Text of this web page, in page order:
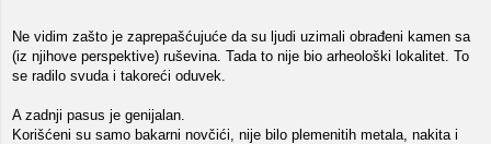
Ne vidim zašto je zaprepašćujuće da su ljudi uzimali obrađeni kamen sa
(iz njihove perspektive) ruševina. Tada to nije bio arheološki lokalitet. To
se radilo svuda i takoreći oduvek.
A zadnji pasus je genijalan.
Korišćeni su samo bakarni novčići, nije bilo plemenitih metala, nakita i